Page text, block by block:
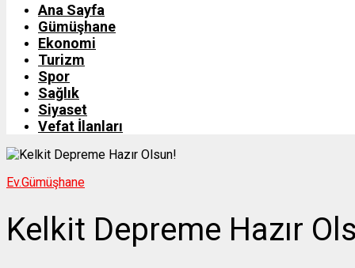
Ana Sayfa
Gümüşhane
Ekonomi
Turizm
Spor
Sağlık
Siyaset
Vefat İlanları
Ev.Gümüşhane
Kelkit Depreme Hazır